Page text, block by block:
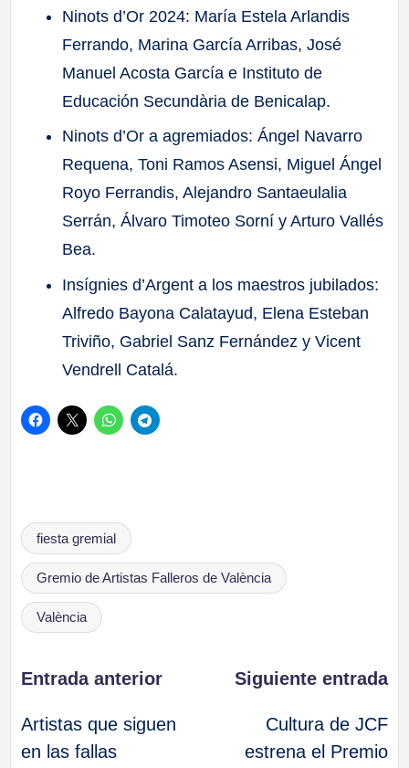
Ninots d’Or 2024: María Estela Arlandis
Ferrando, Marina García Arribas, José
Manuel Acosta García e Instituto de
Educación Secundària de Benicalap.
Ninots d’Or a agremiados: Ángel Navarro
Requena, Toni Ramos Asensi, Miguel Ángel
Royo Ferrandis, Alejandro Santaeulalia
Serrán, Álvaro Timoteo Sorní y Arturo Vallés
Bea.
Insígnies d’Argent a los maestros jubilados:
Alfredo Bayona Calatayud, Elena Esteban
Triviño, Gabriel Sanz Fernández y Vicent
Vendrell Catalá.
Etiquetas:
fiesta gremial
Gremio de Artistas Falleros de València
València
Navegación
de
Entrada anterior
Artistas que siguen
en las fallas
Siguiente entrada
Cultura de JCF
estrena el Premio